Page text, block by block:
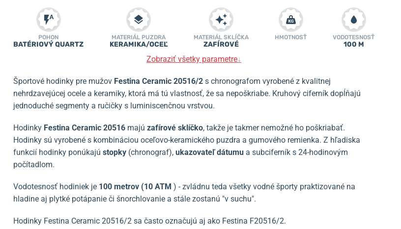
POHON
BATÉRIOVÝ QUARTZ
MATERIÁL PUZDRA
KERAMIKA/OCEĽ
MATERIÁL SKLÍČKA
ZAFÍROVÉ
HMOTNOSŤ VODOTESNOSŤ
100 M
Zobraziť všetky parametre↓
Športové hodinky pre mužov Festina Ceramic 20516/2 s chronografom vyrobené z kvalitnej
nehrdzavejúcej ocele a keramiky, ktorá má tú vlastnosť, že sa nepoškriabe. Kruhový ciferník dopĺňajú
jednoduché segmenty a ručičky s luminiscenčnou vrstvou.
Hodinky Festina Ceramic 20516 majú zafírové sklíčko, takže je takmer nemožné ho poškriabať.
Hodinky sú vyrobené s kombináciou oceľovo-keramického puzdra a gumového remienka. Z hľadiska
funkcií hodinky ponúkajú stopky (chronograf), ukazovateľ dátumu a subciferník s 24-hodinovým
počítadlom.
Vodotesnosť hodiniek je 100 metrov (10 ATM ) - zvládnu teda všetky vodné športy praktizované na
hladine aj plytké potápanie či šnorchlovanie a stále zostanú "v suchu".
Hodinky Festina Ceramic 20516/2 sa často označujú aj ako Festina F20516/2.